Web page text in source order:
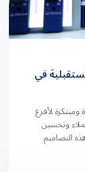
في
لأفرع
وتحسين
التصاميم
هيلز مول.
وتعكس